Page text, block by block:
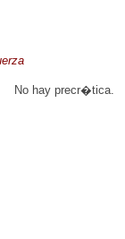
No hay precr�tica.